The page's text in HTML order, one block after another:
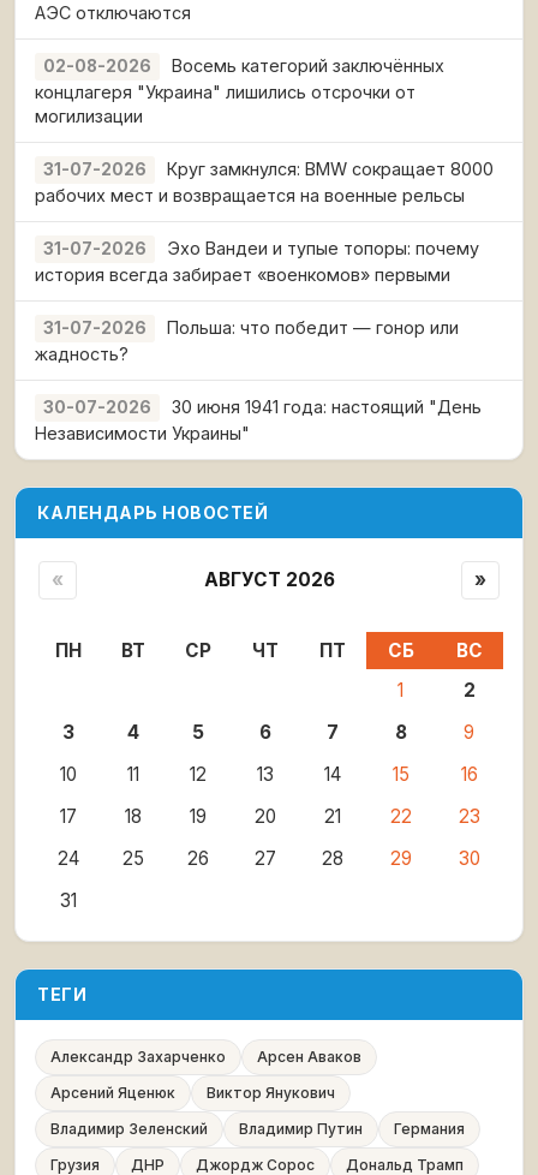
АЭС отключаются
02-08-2026
Восемь категорий заключённых
концлагеря "Украина" лишились отсрочки от
могилизации
31-07-2026
Круг замкнулся: BMW сокращает 8000
рабочих мест и возвращается на военные рельсы
31-07-2026
Эхо Вандеи и тупые топоры: почему
история всегда забирает «военкомов» первыми
31-07-2026
Польша: что победит — гонор или
жадность?
30-07-2026
30 июня 1941 года: настоящий "День
Независимости Украины"
КАЛЕНДАРЬ НОВОСТЕЙ
« АВГУСТ 2026 »
ПН ВТ СР ЧТ ПТ СБ
ВС
1
2
3
4 5 6 7 8
9
10
11 12 13 14 15
16
17
18 19 20 21 22
23
24
25 26 27 28 29
30
31
ТЕГИ
Александр Захарченко
Арсен Аваков
Арсений Яценюк
Виктор Янукович
Владимир Зеленский
Владимир Путин
Германия
Грузия
ДНР Джордж Сорос
Дональд Трамп